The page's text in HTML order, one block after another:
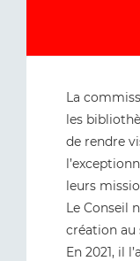
La
les
de rendre
leurs
Le Conseil
création au
En 2021, il